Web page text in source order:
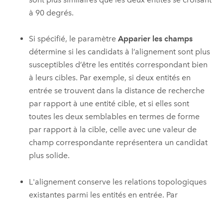
à 90 degrés.
Si spécifié, le paramètreApparier les champs
détermine si les candidats à l’alignement sont plus
susceptibles d’être les entités correspondant bien
à leurs cibles. Par exemple, si deux entités en
entrée se trouvent dans la distance de recherche
par rapport à une entité cible, et si elles sont
toutes les deux semblables en termes de forme
par rapport à la cible, celle avec une valeur de
champ correspondante représentera un candidat
plus solide.
L'alignement conserve les relations topologiques
existantes parmi les entités en entrée. Par